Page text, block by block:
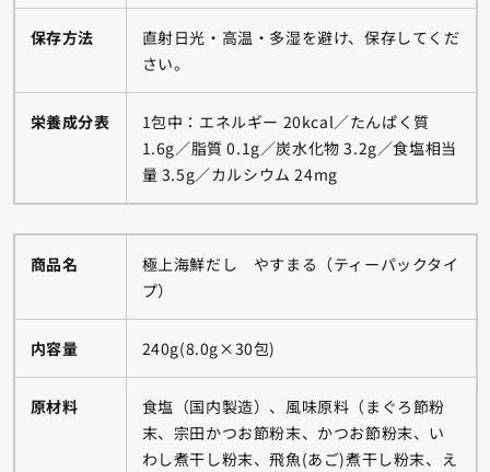
保存方法
直射日光・高温・多湿を避け、保存してくだ
さい。
栄養成分表
1包中：エネルギー 20kcal／たんぱく質
1.6g／脂質 0.1g／炭水化物 3.2g／食塩相当
量 3.5g／カルシウム 24mg
商品名
極上海鮮だし やすまる（ティーパックタイ
プ）
内容量 240g(8.0g×30包)
原材料
食塩（国内製造）、風味原料（まぐろ節粉
末、宗田かつお節粉末、かつお節粉末、い
わし煮干し粉末、飛魚(あご)煮干し粉末、え